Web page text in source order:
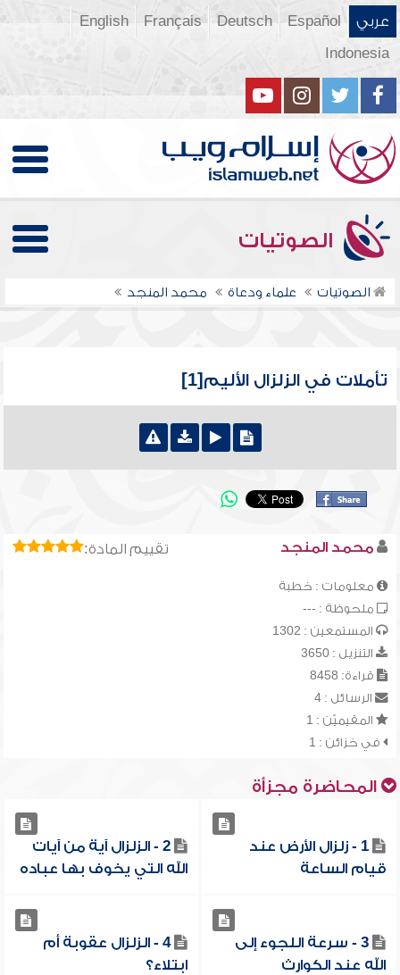
عربي Español
Deutsch
Français
English
Indonesia
الصوتيات
الصوتيات علماء ودعاة محمد المنجد
تأملات في الزلزال الأليم[1]
تقييم المادة: محمد المنجد
معلومات : خطبة
ملحوظة : ---
المستمعين : 1302
التنزيل : 3650
قراءة: 8458
الرسائل : 4
المقيميّن : 1
في خزائن : 1
المحاضرة مجزأة
1 - زلزال الأرض عند
قيام الساعة
2 - الزلزال آية من آيات
الله التي يخوف بها عباده
3 - سرعة اللجوء إلى
الله عند الكوارث
4 - الزلزال عقوبة أم
ابتلاء؟